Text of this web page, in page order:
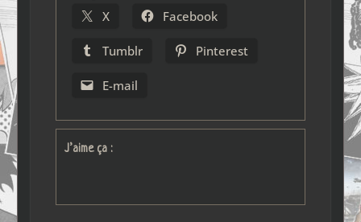
X Facebook
Tumblr Pinterest
E-mail
J’aime ça :